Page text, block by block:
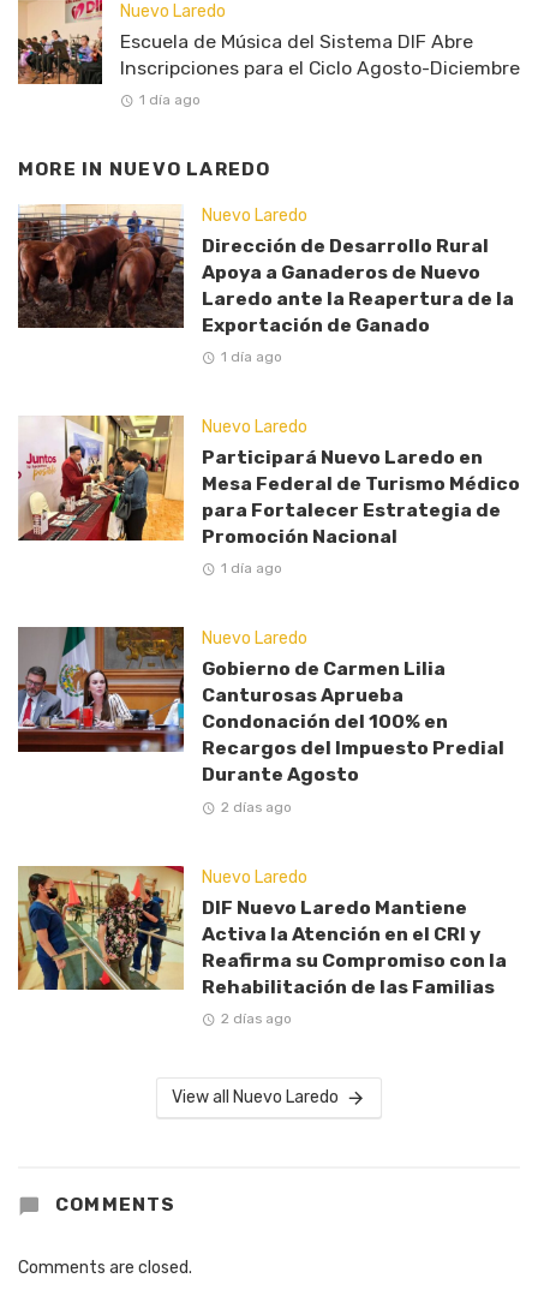
Nuevo Laredo
Escuela de Música del Sistema DIF Abre
Inscripciones para el Ciclo Agosto-Diciembre
1 día ago
MORE IN NUEVO LAREDO
Nuevo Laredo
Dirección de Desarrollo Rural
Apoya a Ganaderos de Nuevo
Laredo ante la Reapertura de la
Exportación de Ganado
1 día ago
Nuevo Laredo
Participará Nuevo Laredo en
Mesa Federal de Turismo Médico
para Fortalecer Estrategia de
Promoción Nacional
1 día ago
Nuevo Laredo
Gobierno de Carmen Lilia
Canturosas Aprueba
Condonación del 100% en
Recargos del Impuesto Predial
Durante Agosto
2 días ago
Nuevo Laredo
DIF Nuevo Laredo Mantiene
Activa la Atención en el CRI y
Reafirma su Compromiso con la
Rehabilitación de las Familias
2 días ago
View all Nuevo Laredo
COMMENTS
Comments are closed.